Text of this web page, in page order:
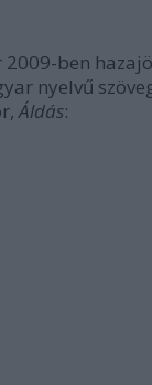
2009-ben
nyelvű
Áldás: